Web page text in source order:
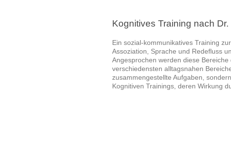
Kognitives Training nach
Ein sozial-kommunikatives Training
Assoziation, Sprache und Redefluss
Angesprochen werden diese
verschiedensten alltagsnahen
zusammengestellte Aufgaben,
Kognitiven Trainings, deren Wirkung